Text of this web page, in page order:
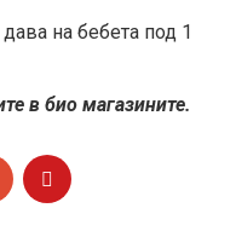
на бебета под 1
в био магазините.